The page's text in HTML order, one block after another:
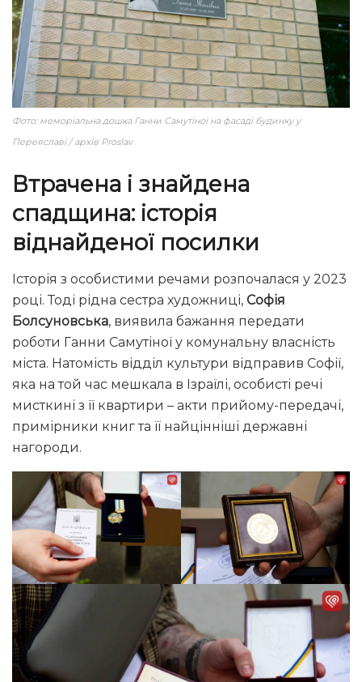
Фото: меморіальна дошка Ганни Самутіної на фасаді будинку у
Переяславі / архів Proslav
Втрачена і знайдена
спадщина: історія
віднайденої посилки
Історія з особистими речами розпочалася у 2023
році. Тоді рідна сестра художниці, Софія
Болсуновська, виявила бажання передати
роботи Ганни Самутіної у комунальну власність
міста. Натомість відділ культури відправив Софії,
яка на той час мешкала в Ізраїлі, особисті речі
мисткині з її квартири – акти прийому-передачі,
примірники книг та її найцінніші державні
нагороди.